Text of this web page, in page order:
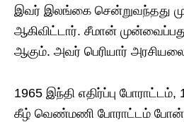
இவர் இலங்கை சென்றுவந்தது
ஆகிவிட்டார். சீமான்
ஆகும். அவர் பெரியார்
1965 இந்தி எதிர்ப்பு போராட்டம்,
கீழ் வெண்மணி போராட்டம்